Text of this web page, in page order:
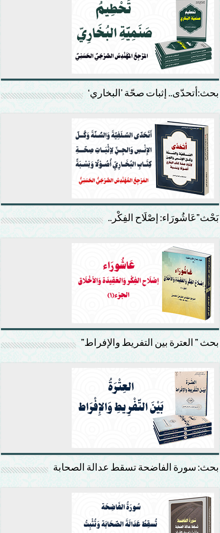
بحث:أتحدّى.. إثبات صحّة ’البخاري‘
بَحْث”عَاشُورَاء: إصْلَاح الفِكْر..
بحث ” العترة بين التفريط والإفراط”
بحث: سورة الفاضحة تسقط عدالة الصحابة